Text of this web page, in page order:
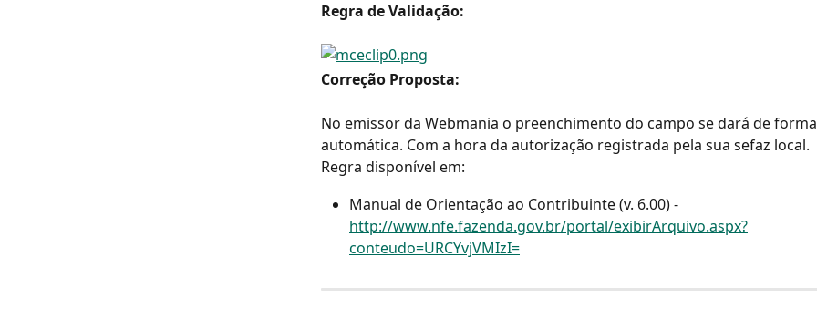
Regra de Validação:
Correção Proposta:
No emissor da Webmania o preenchimento do campo se dará de forma
automática. Com a hora da autorização registrada pela sua sefaz local.
Regra disponível em:
Manual de Orientação ao Contribuinte (v. 6.00) -
http://www.nfe.fazenda.gov.br/portal/exibirArquivo.aspx?
conteudo=URCYvjVMIzI=